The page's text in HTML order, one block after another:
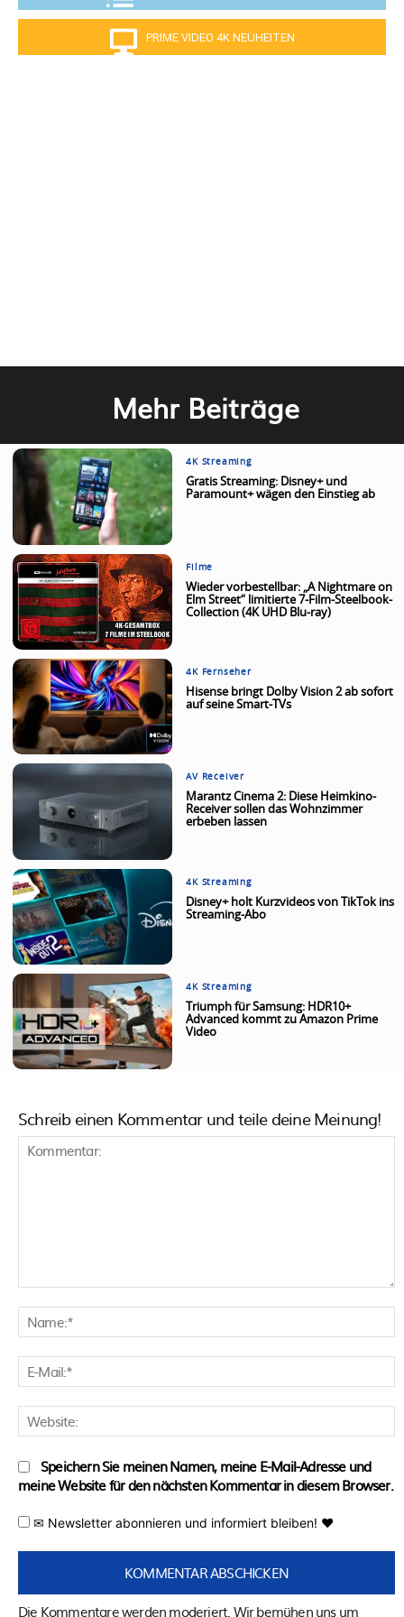
PRIME VIDEO 4K NEUHEITEN
Mehr Beiträge
4K Streaming
Gratis Streaming: Disney+ und
Paramount+ wägen den Einstieg ab
Filme
Wieder vorbestellbar: „A Nightmare on
Elm Street“ limitierte 7-Film-Steelbook-
Collection (4K UHD Blu-ray)
4K Fernseher
Hisense bringt Dolby Vision 2 ab sofort
auf seine Smart-TVs
AV Receiver
Marantz Cinema 2: Diese Heimkino-
Receiver sollen das Wohnzimmer
erbeben lassen
4K Streaming
Disney+ holt Kurzvideos von TikTok ins
Streaming-Abo
4K Streaming
Triumph für Samsung: HDR10+
Advanced kommt zu Amazon Prime
Video
Schreib einen Kommentar und teile deine Meinung!
Speichern Sie meinen Namen, meine E-Mail-Adresse und
meine Website für den nächsten Kommentar in diesem Browser.
✉ Newsletter abonnieren und informiert bleiben! ♥
Die Kommentare werden moderiert. Wir bemühen uns um